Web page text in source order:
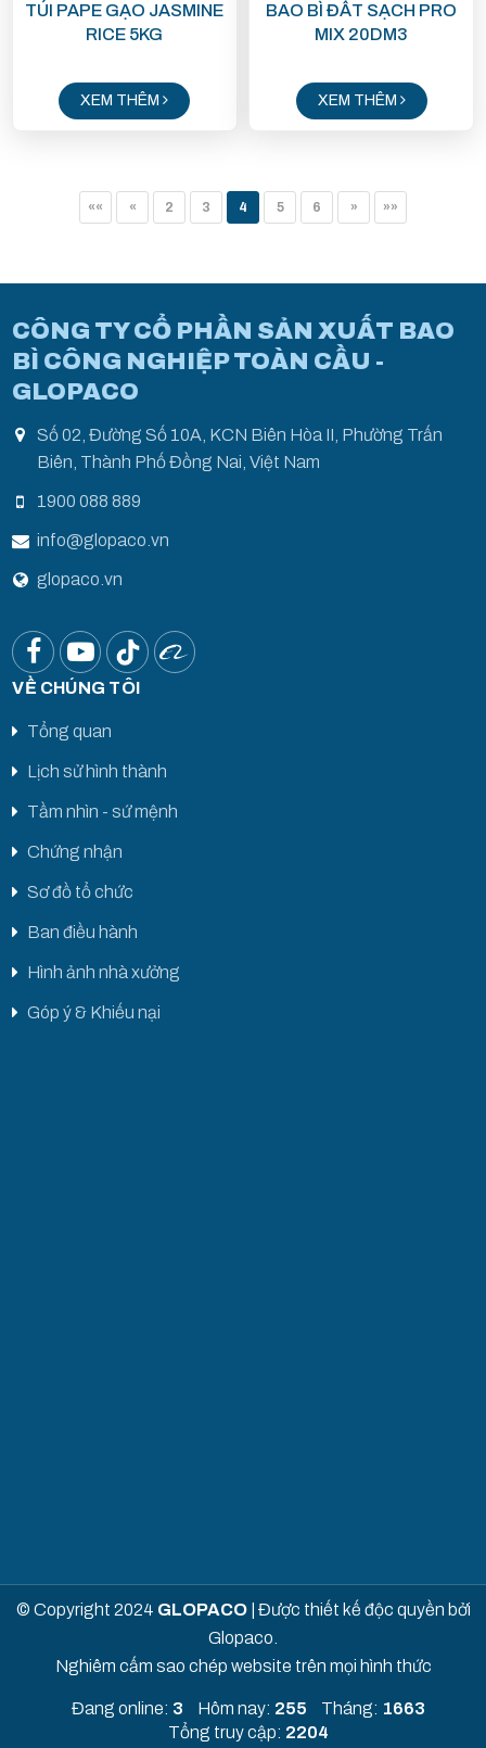
TÚI PAPE GẠO JASMINE
RICE 5KG
XEM THÊM
BAO BÌ ĐẤT SẠCH PRO
MIX 20DM3
XEM THÊM
«« « 2 3 4 5 6 » »»
CÔNG TY CỔ PHẦN SẢN XUẤT BAO
BÌ CÔNG NGHIỆP TOÀN CẦU -
GLOPACO
Số 02, Đường Số 10A, KCN Biên Hòa II, Phường Trấn
Biên, Thành Phố Đồng Nai, Việt Nam
1900 088 889
info@glopaco.vn
glopaco.vn
VỀ CHÚNG TÔI
Tổng quan
Lịch sử hình thành
Tầm nhìn - sứ mệnh
Chứng nhận
Sơ đồ tổ chức
Ban điều hành
Hình ảnh nhà xưởng
Góp ý & Khiếu nại
© Copyright 2024 GLOPACO| Được thiết kế độc quyền bởi
Glopaco.
Nghiêm cấm sao chép website trên mọi hình thức
Đang online: 3 Hôm nay: 255 Tháng: 1663
Tổng truy cập: 2204